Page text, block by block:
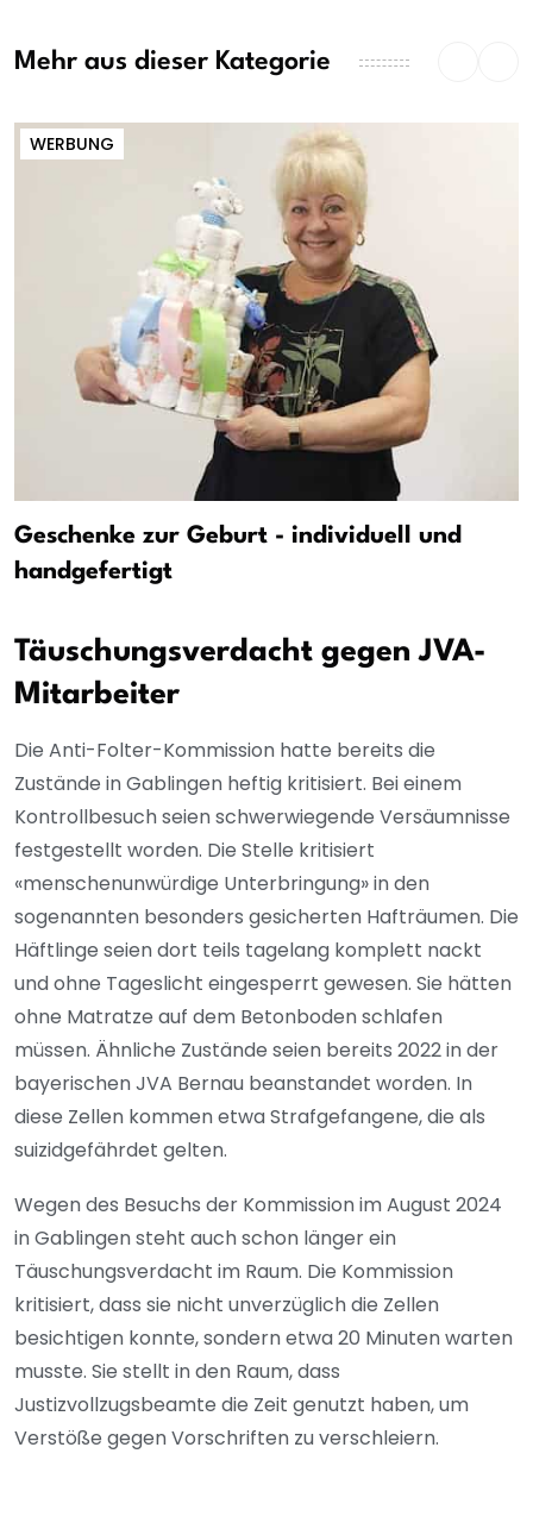
Mehr aus dieser Kategorie
WERBUNG
Geschenke zur Geburt - individuell und
handgefertigt
Täuschungsverdacht gegen JVA-
Mitarbeiter
Die Anti-Folter-Kommission hatte bereits die
Zustände in Gablingen heftig kritisiert. Bei einem
Kontrollbesuch seien schwerwiegende Versäumnisse
festgestellt worden. Die Stelle kritisiert
«menschenunwürdige Unterbringung» in den
sogenannten besonders gesicherten Hafträumen. Die
Häftlinge seien dort teils tagelang komplett nackt
und ohne Tageslicht eingesperrt gewesen. Sie hätten
ohne Matratze auf dem Betonboden schlafen
müssen. Ähnliche Zustände seien bereits 2022 in der
bayerischen JVA Bernau beanstandet worden. In
diese Zellen kommen etwa Strafgefangene, die als
suizidgefährdet gelten.
Wegen des Besuchs der Kommission im August 2024
in Gablingen steht auch schon länger ein
Täuschungsverdacht im Raum. Die Kommission
kritisiert, dass sie nicht unverzüglich die Zellen
besichtigen konnte, sondern etwa 20 Minuten warten
musste. Sie stellt in den Raum, dass
Justizvollzugsbeamte die Zeit genutzt haben, um
Verstöße gegen Vorschriften zu verschleiern.